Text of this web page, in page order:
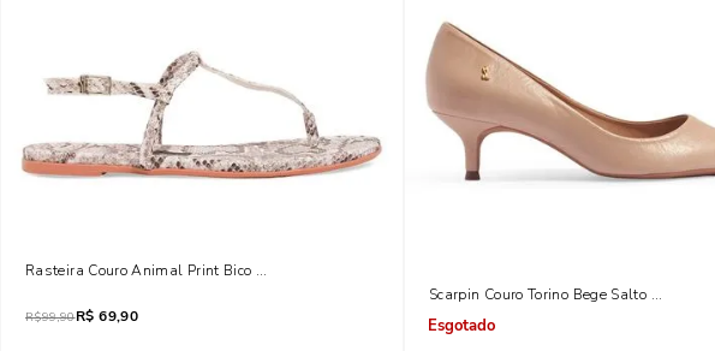
Rasteira Couro Animal Print Bico Redondo
R$99,90R$ 69,90
Scarpin Couro Torino Bege Salto Baixo Fino
Indisponível